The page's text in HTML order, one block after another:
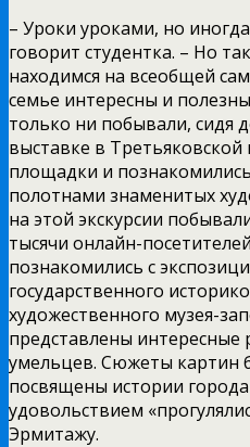
– Уроки уроками, но
говорит студентка. – Но
находимся на всеобщей
семье интересны и
только ни побывали, сидя
выставке в Третьяковской
площадки и
полотнами знаменитых
на этой экскурсии
тысячи онлайн-
познакомились с
государственного
художественного музея-
представлены интересные
умельцев. Сюжеты картин
посвящены истории
удовольствием
Эрмитажу.